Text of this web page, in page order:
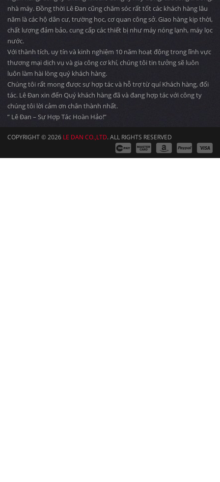
nhà máy. Đồng thời Lê Đan cũng chăm sóc rất tốt các khách hàng lâu
năm là các hộ dân cư, trường học, cơ quan công sở. Giao hàng kịp thời,
chất lượng đảm bảo, cung cấp các thiết bị như máy nóng lạnh, máy lọc
nước.
Với thành tích, uy tín và kinh nghiệm 10 năm hoạt động trong lĩnh vực
thương mại dịch vụ và gia công cơ khí, chúng tôi tin tưởng sẽ luôn
luôn làm hài lòng quý khách hàng.
Chúng tôi rất mong được sự hợp tác và hỗ trợ từ quí Khách hàng, đối
tác. Lê Đan xin đến Quý khách hàng đã và đang hợp tác với công ty
chúng tôi lời cảm ơn chân thành nhất.
” Lê Đan – Sự Hợp Tác Hoàn Hảo!”
COPYRIGHT © 2026 LE DAN CO.,LTD. ALL RIGHTS RESERVED